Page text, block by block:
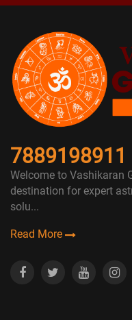
7889198911
Welcome to Vashikaran
destination for expert
solu...
Read More